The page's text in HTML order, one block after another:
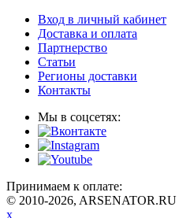
Вход в личный кабинет
Доставка и оплата
Партнерство
Статьи
Регионы доставки
Контакты
Мы в соцсетях:
Принимаем к оплате:
© 2010-2026, ARSENATOR.RU
x